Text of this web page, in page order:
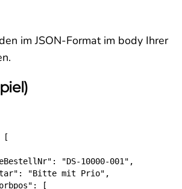
im JSON-Format im body Ihrer
[